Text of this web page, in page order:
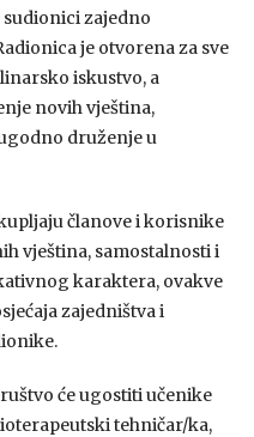
zajedno
je otvorena za sve
iskustvo, a
novih vještina,
druženje u
članove i korisnike
vještina, samostalnosti i
karaktera, ovakve
zajedništva i
će ugostiti učenike
tehničar/ka,